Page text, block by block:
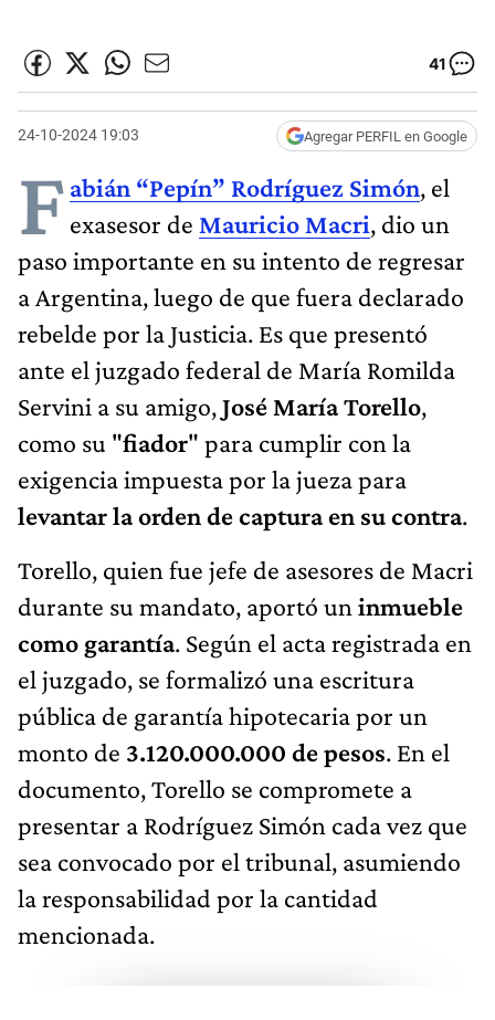
41
24-10-2024 19:03 Agregar PERFIL en Google
F abián “Pepín” Rodríguez Simón, el
exasesor de Mauricio Macri, dio un
paso importante en su intento de regresar
a Argentina, luego de que fuera declarado
rebelde por la Justicia. Es que presentó
ante el juzgado federal de María Romilda
Servini a su amigo,José María Torello,
como su "fiador" para cumplir con la
exigencia impuesta por la jueza para
levantar la orden de captura en su contra.
Torello, quien fue jefe de asesores de Macri
durante su mandato, aportó un inmueble
como garantía. Según el acta registrada en
el juzgado, se formalizó una escritura
pública de garantía hipotecaria por un
monto de 3.120.000.000 de pesos. En el
documento, Torello se compromete a
presentar a Rodríguez Simón cada vez que
sea convocado por el tribunal, asumiendo
la responsabilidad por la cantidad
mencionada.